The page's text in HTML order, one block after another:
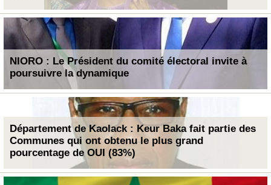
NIORO : Le Président du comité électoral invite à
poursuivre la dynamique
Département de Kaolack : Keur Baka fait partie des
Communes qui ont obtenu le plus grand
pourcentage de OUI (83%)